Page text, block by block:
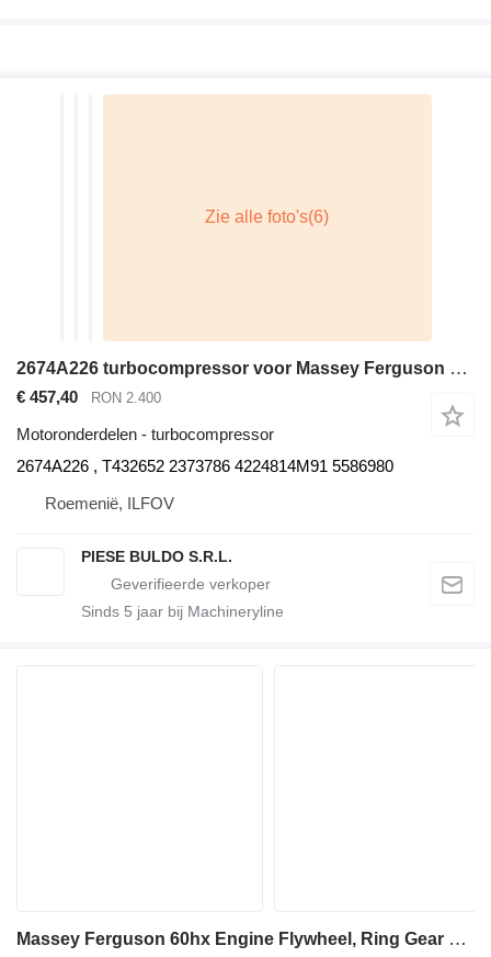
2674A226 turbocompressor voor Massey Ferguson Caterpillar graaflaadmachine
€ 457,40 RON 2.400
Motoronderdelen - turbocompressor
2674A226 , T432652 2373786 4224814M91 5586980
Roemenië, ILFOV
PIESE BULDO S.R.L.
Sinds 5 jaar bij Machineryline
Massey Ferguson 60hx Engine Flywheel, Ring Gear 3121e01a/2, 3121e013 3121E01A/2 vliegwiel voor Massey Ferguson 60hx graaflaadmachine